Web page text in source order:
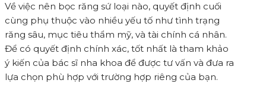
Về việc nên bọc răng sứ loại nào, quyết định cuối
cùng phụ thuộc vào nhiều yếu tố như tình trạng
răng sâu, mục tiêu thẩm mỹ, và tài chính cá nhân.
Để có quyết định chính xác, tốt nhất là tham khảo
ý kiến của bác sĩ nha khoa để được tư vấn và đưa ra
lựa chọn phù hợp với trường hợp riêng của bạn.